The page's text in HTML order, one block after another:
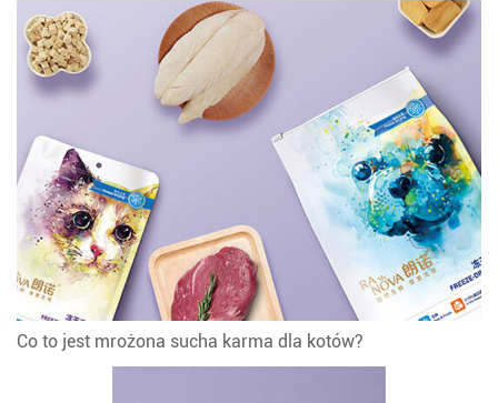
Co to jest mrożona sucha karma dla kotów?